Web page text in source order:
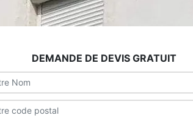
DEMANDE DE DEVIS GRATUIT